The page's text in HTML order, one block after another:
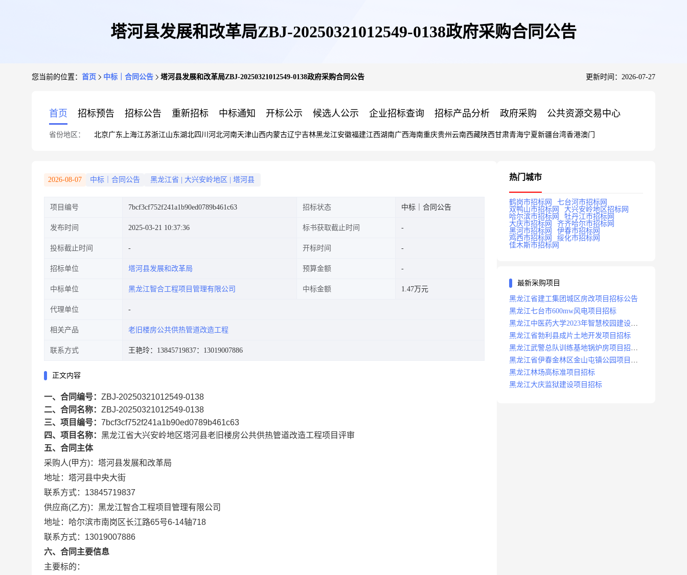
塔河县发展和改革局ZBJ-20250321012549-0138政府采购合同公告
您当前的位置： 首页 中标｜合同公告 塔河县发展和改革局ZBJ-20250321012549-0138政府采购合同公告 更新时间：2026-07-27
首页 招标预告 招标公告 重新招标 中标通知 开标公示 候选人公示 企业招标查询 招标产品分析 政府采购 公共资源交易中心
省份地区： 北京广东 上海江苏浙江山东湖北四川 河北河南天津山西内蒙古辽宁吉林黑龙江安徽福建江西湖南广西海南重庆贵州 云南西藏陕西甘肃青海宁夏新疆台湾香港澳门
2026-08-07 中标｜合同公告 黑龙江省 大兴安岭地区 塔河县
项目编号 7bcf3cf752f241a1b90ed0789b461c63 招标状态 中标｜合同公告
发布时间 2025-03-21 10:37:36 标书获取截止时间
投标截止时间 开标时间
招标单位 塔河县发展和改革局 预算金额
中标单位 黑龙江智合工程项目管理有限公司 中标金额 1.47万元
代理单位
相关产品 老旧楼房公共供热管道改造工程
联系方式 王艳玲：13845719837：13019007886
正文内容
一、合同编号： ZBJ-20250321012549-0138
二、合同名称： ZBJ-20250321012549-0138
三、项目编号： 7bcf3cf752f241a1b90ed0789b461c63
四、项目名称： 黑龙江省大兴安岭地区塔河县老旧楼房公共供热管道改造工程项目评审
五、合同主体
采购人(甲方)：塔河县发展和改革局
地址：塔河县中央大街
联系方式：13845719837
供应商(乙方)：黑龙江智合工程项目管理有限公司
地址：哈尔滨市南岗区长江路65号6-14轴718
联系方式：13019007886
六、合同主要信息
主要标的：
热门城市
鹤岗市招标网
七台河市招标网
双鸭山市招标网
大兴安岭地区招标网
哈尔滨市招标网
牡丹江市招标网
大庆市招标网
齐齐哈尔市招标网
黑河市招标网
伊春市招标网
鸡西市招标网
绥化市招标网
佳木斯市招标网
最新采购项目
黑龙江省建工集团城区房改项目招标公告
黑龙江七台市600mw风电项目招标
黑龙江中医药大学2023年智慧校园建设项
目招标公告
黑龙江省勃利县成片土地开发项目招标
黑龙江武警总队训练基地锅炉房项目招标
公示
黑龙江省伊春金林区金山屯镇公园项目招
标公告
黑龙江林场高标准项目招标
黑龙江大庆监狱建设项目招标